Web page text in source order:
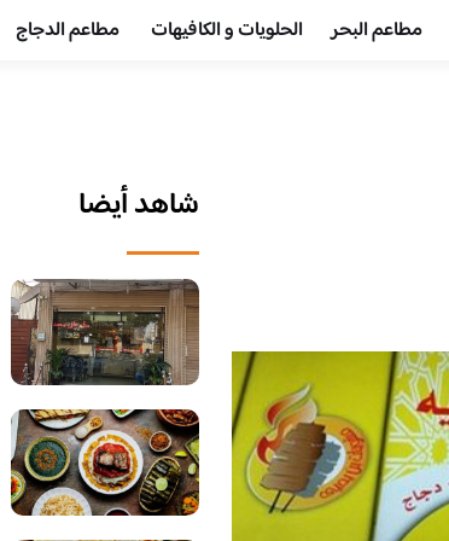
مطاعم البحر الحلويات و الكافيهات ‎ مطاعم الدجاج
شاهد أيضا